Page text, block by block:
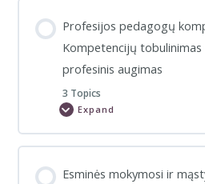
iššūkiai
profesijos
pedagogų
vaidmuo
Profesijos pedagogų
Kompetencijų
profesinis augimas
3 Topics
Expand
Profesijos
kompetencijos.
Kompetencijų
pedagogo
Esminės mokymosi ir